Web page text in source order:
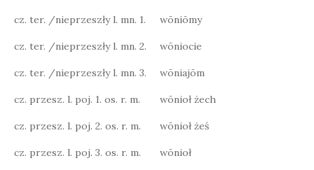
cz. ter. /nieprzeszły l. mn. 1. wōniōmy
cz. ter. /nieprzeszły l. mn. 2. wōniocie
cz. ter. /nieprzeszły l. mn. 3. wōniajōm
cz. przesz. l. poj. 1. os. r. m. wōnioł żech
cz. przesz. l. poj. 2. os. r. m. wōnioł żeś
cz. przesz. l. poj. 3. os. r. m. wōnioł